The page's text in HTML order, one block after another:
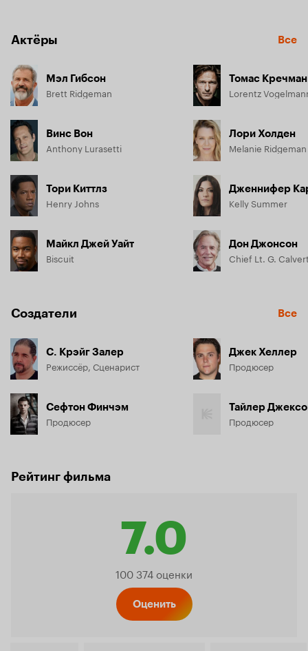
Актёры Все
Мэл Гибсон
Brett Ridgeman
Винс Вон
Anthony Lurasetti
Тори Киттлз
Henry Johns
Майкл Джей Уайт
Biscuit
Томас Кречман
Lorentz
Лори Холден
Melanie Ridgeman
Дженнифер
Kelly Summer
Дон Джонсон
Chief Lt. G.
Создатели Все
С. Крэйг Залер
Режиссёр, Сценарист
Сефтон Финчэм
Продюсер
Джек Хеллер
Продюсер
Тайлер
Продюсер
Рейтинг фильма
7.0
Рейтинг
100 374 оценки
Оценить